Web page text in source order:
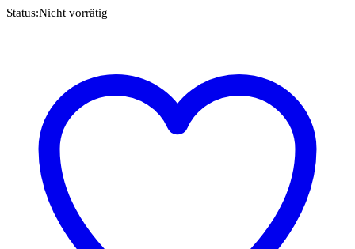
Status:Nicht vorrätig